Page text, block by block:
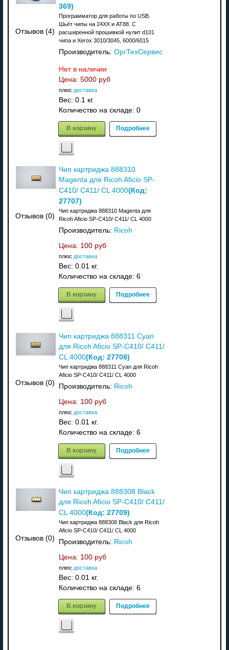
Отзывов (4)
369)
Программатор для работы по USB.
Шьёт чипы на 24XX и АТ88. C
расширенной прошивкой нулит d101
чипа и Xerox 3010/3045, 6000/6015
Производитель: ОргТехСервис
Нет в наличии
Цена: 5000 руб
плюс доставка
Вес: 0.1 кг.
Количество на складе: 0
В корзину Подробнее
Отзывов (0)
Чип картриджа 888310
Magenta для Ricoh Aficio SP-
C410/ C411/ CL 4000(Код:
27707)
Чип картриджа 888310 Magenta для
Ricoh Aficio SP-C410/ C411/ CL 4000
Производитель: Ricoh
Цена: 100 руб
плюс доставка
Вес: 0.01 кг.
Количество на складе: 6
В корзину Подробнее
Отзывов (0)
Чип картриджа 888311 Cyan
для Ricoh Aficio SP-C410/ C411/
CL 4000(Код: 27708)
Чип картриджа 888311 Cyan для Ricoh
Aficio SP-C410/ C411/ CL 4000
Производитель: Ricoh
Цена: 100 руб
плюс доставка
Вес: 0.01 кг.
Количество на складе: 6
В корзину Подробнее
Отзывов (0)
Чип картриджа 888308 Black
для Ricoh Aficio SP-C410/ C411/
CL 4000(Код: 27709)
Чип картриджа 888308 Black для Ricoh
Aficio SP-C410/ C411/ CL 4000
Производитель: Ricoh
Цена: 100 руб
плюс доставка
Вес: 0.01 кг.
Количество на складе: 6
В корзину Подробнее